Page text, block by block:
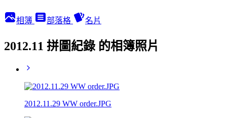
相簿 部落格 名片
2012.11 拼圖紀錄 的相簿照片
2012.11.29 WW order.JPG